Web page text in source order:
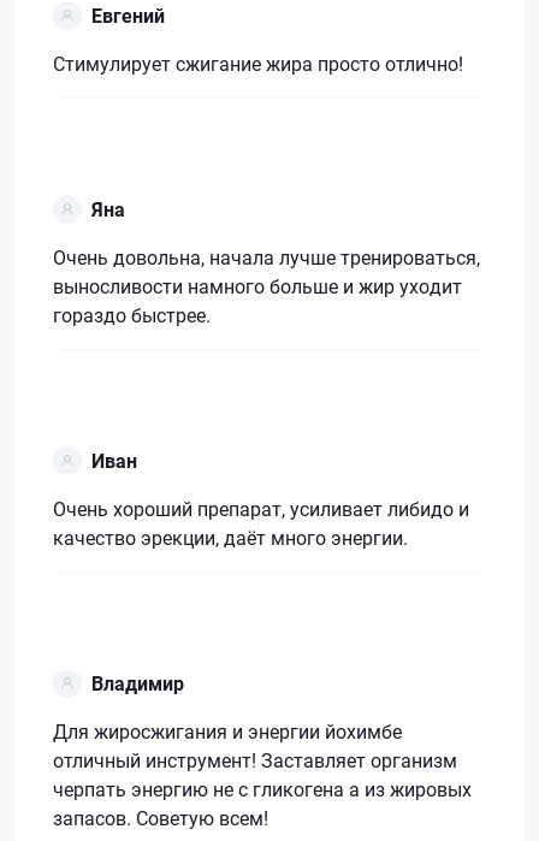
Евгений
Стимулирует сжигание жира просто отлично!
Яна
Очень довольна, начала лучше тренироваться,
выносливости намного больше и жир уходит
гораздо быстрее.
Иван
Очень хороший препарат, усиливает либидо и
качество эрекции, даёт много энергии.
Владимир
Для жиросжигания и энергии йохимбе
отличный инструмент! Заставляет организм
черпать энергию не с гликогена а из жировых
запасов. Советую всем!